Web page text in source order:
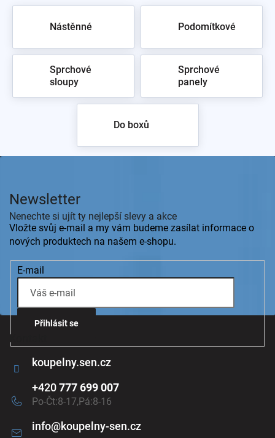
Nástěnné Podomítkové
Sprchové
sloupy
Sprchové
panely
Do boxů
Z
Kontakt
info@koupelny-sen.cz
+420777 699 007
Po-Čt:8-17,Pá:8-16
koupelny.sen.cz
Newsletter
Nenechte si ujít ty nejlepší slevy a akce
Vložte svůj e-mail a my vám budeme zasílat informace o
nových produktech na našem e-shopu.
E-mail
Přihlásit se